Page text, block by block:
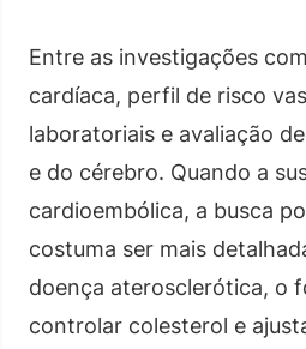
Entre as investigações
cardíaca, perfil de risco
laboratoriais e avaliação
e do cérebro. Quando a
cardioembólica, a busca
costuma ser mais
doença aterosclerótica, o
controlar colesterol e